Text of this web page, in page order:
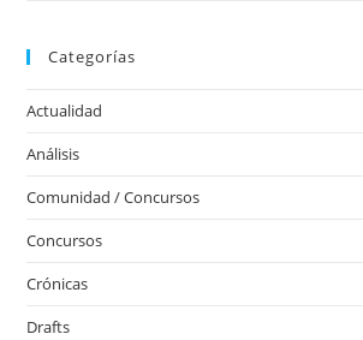
Categorías
Actualidad
Análisis
Comunidad / Concursos
Concursos
Crónicas
Drafts